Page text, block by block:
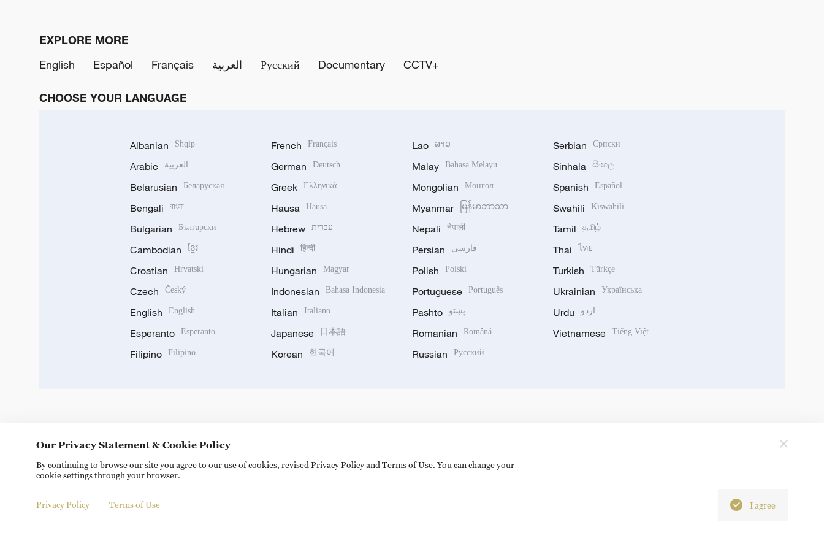
EXPLORE MORE
English
Español Français العربية Русский Documentary CCTV+
CHOOSE YOUR LANGUAGE
Albanian Shqip
Arabic العربية
Belarusian Беларуская
Bengali বাংলা
Bulgarian Български
Cambodian ខ្មែរ
Croatian Hrvatski
Czech Český
English English
Esperanto Esperanto
Filipino Filipino
French Français
German Deutsch
Greek Ελληνικά
Hausa Hausa
Hebrew עברית
Hindi हिन्दी
Hungarian Magyar
Indonesian Bahasa Indonesia
Italian Italiano
Japanese 日本語
Korean 한국어
Lao ລາວ
Malay Bahasa Melayu
Mongolian Монгол
Myanmar မြန်မာဘာသာ
Nepali नेपाली
Persian فارسی
Polish Polski
Portuguese Português
Pashto پښتو
Romanian Română
Russian Русский
Serbian Српски
Sinhala සිංහල
Spanish Español
Swahili Kiswahili
Tamil தமிழ்
Thai ไทย
Turkish Türkçe
Ukrainian Українська
Urdu اردو
Vietnamese Tiếng Việt
Copyright © 2024 CGTN. 京ICP备20000184号
Our Privacy Statement & Cookie Policy
By continuing to browse our site you agree to our use of cookies, revised Privacy Policy and Terms of Use. You can change your
cookie settings through your browser.
Privacy Policy Terms of Use I agree